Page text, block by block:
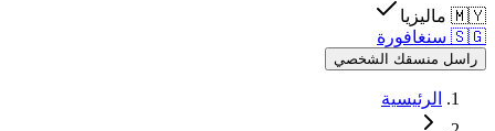
🇲🇾 ماليزيا
🇸🇬 سنغافورة
راسل منسقك الشخصي
الرئيسية